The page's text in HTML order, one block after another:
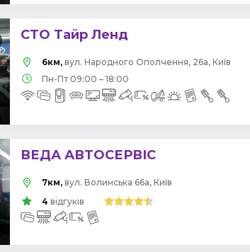
СТО Тайр Ленд
6км, вул. Народного Ополчення, 26а, Київ
Пн-Пт 09:00 – 18:00
ВЕДА АВТОСЕРВІС
7км, вул. Волинська 66а, Київ
4 відгуків